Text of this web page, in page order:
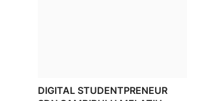
DIGITAL STUDENTPRENEUR